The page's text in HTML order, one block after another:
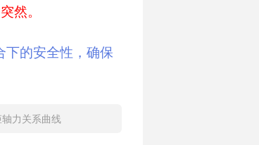
然。
下的安全性，确保
力关系曲线